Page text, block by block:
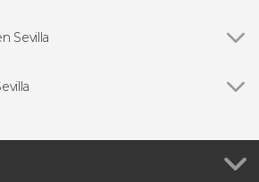
Sevilla
Sevilla
día desde Sevilla
Ramón Sánchez-Pizjuán
del Rey